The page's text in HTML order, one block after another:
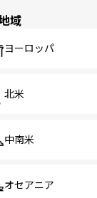
域
ヨーロッパ
北米
中南米
オセアニア